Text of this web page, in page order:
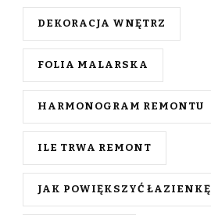
DEKORACJA WNĘTRZ
FOLIA MALARSKA
HARMONOGRAM REMONTU
ILE TRWA REMONT
JAK POWIĘKSZYĆ ŁAZIENKĘ